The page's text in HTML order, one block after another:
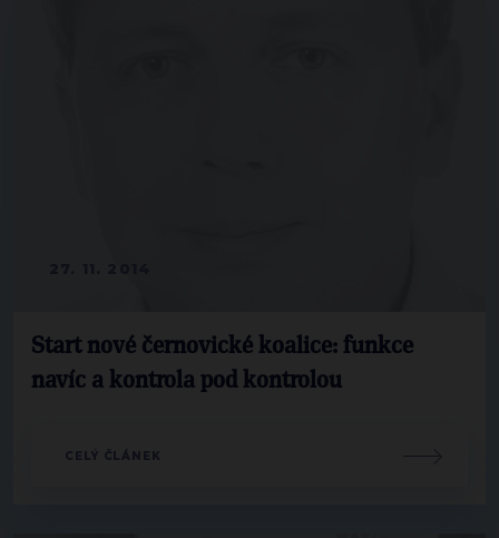
Start nové černovické koalice: funkce
navíc a kontrola pod kontrolou
CELÝ ČLÁNEK